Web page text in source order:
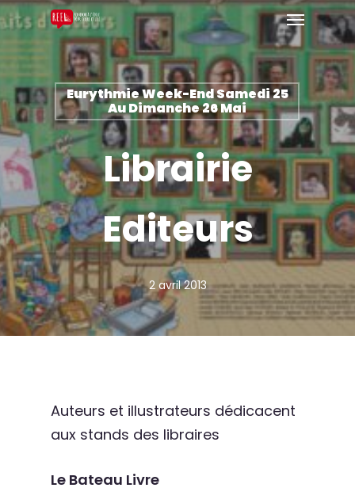
Eurythmie Week-End Samedi 25
Au Dimanche 26 Mai
Librairie
Editeurs
2 avril 2013
Auteurs et illustrateurs dédicacent
aux stands des libraires
Le Bateau Livre